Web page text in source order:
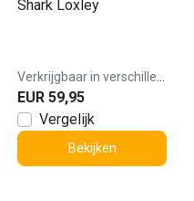
Shark Loxley
EUR 59,95
Vergelijk
Bekijken